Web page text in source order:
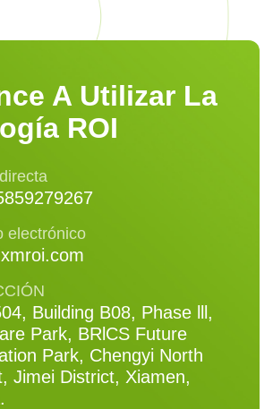
A Utilizar La
ROI
electrónico
Building B08, Phase lll,
Park, BRlCS Future
Park, Chengyi North
Jimei District, Xiamen,